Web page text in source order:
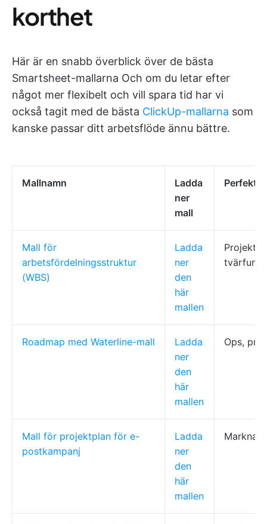
korthet
Här är en snabb överblick över de bästa
Smartsheet-mallarna Och om du letar efter
något mer flexibelt och vill spara tid har vi
också tagit med de bästa ClickUp-mallarna som
kanske passar ditt arbetsflöde ännu bättre.
Mallnamn
Ladda
ner
mall
Perfekt
Mall för
arbetsfördelningsstruktur
(WBS)
Ladda
ner
den
här
mallen
Roadmap med Waterline-mall
Ladda
ner
den
här
mallen
Ops,
Mall för projektplan för e-
postkampanj
Ladda
ner
den
här
mallen